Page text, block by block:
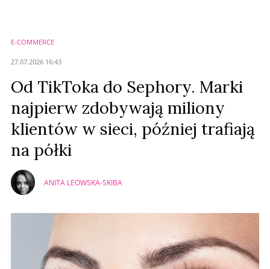
E-COMMERCE
27.07.2026 16:43
Od TikToka do Sephory. Marki
najpierw zdobywają miliony
klientów w sieci, później trafiają
na półki
ANITA LEOWSKA-SKIBA